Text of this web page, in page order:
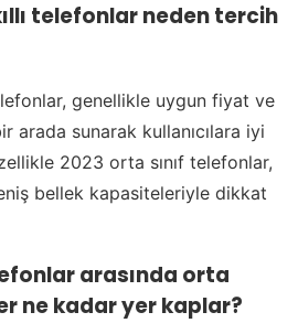
telefonlar neden tercih
genellikle uygun fiyat ve
arada sunarak kullanıcılara iyi
2023 orta sınıf telefonlar,
bellek kapasiteleriyle dikkat
arasında orta
ne kadar yer kaplar?